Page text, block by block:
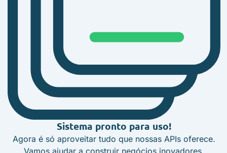
Sistema pronto para uso!
Agora é só aproveitar tudo que nossas APIs oferece.
Vamos ajudar a construir negócios inovadores.